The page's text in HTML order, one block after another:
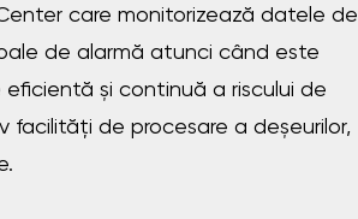
care monitorizează datele de
de alarmă atunci când este
și continuă a riscului de
facilități de procesare a deșeurilor,